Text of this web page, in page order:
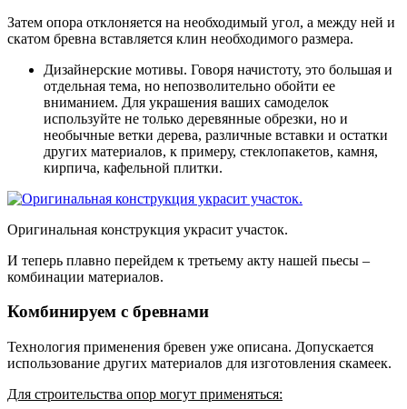
Затем опора отклоняется на необходимый угол, а между ней и
скатом бревна вставляется клин необходимого размера.
Дизайнерские мотивы. Говоря начистоту, это большая и
отдельная тема, но непозволительно обойти ее
вниманием. Для украшения ваших самоделок
используйте не только деревянные обрезки, но и
необычные ветки дерева, различные вставки и остатки
других материалов, к примеру, стеклопакетов, камня,
кирпича, кафельной плитки.
Оригинальная конструкция украсит участок.
И теперь плавно перейдем к третьему акту нашей пьесы –
комбинации материалов.
Комбинируем с бревнами
Технология применения бревен уже описана. Допускается
использование других материалов для изготовления скамеек.
Для строительства опор могут применяться: